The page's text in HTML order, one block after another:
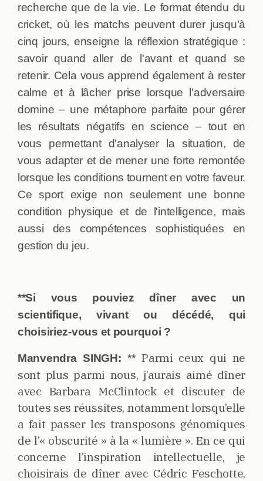
recherche que de la vie. Le format étendu du
cricket, où les matchs peuvent durer jusqu'à
cinq jours, enseigne la réflexion stratégique :
savoir quand aller de l'avant et quand se
retenir. Cela vous apprend également à rester
calme et à lâcher prise lorsque l'adversaire
domine – une métaphore parfaite pour gérer
les résultats négatifs en science – tout en
vous permettant d'analyser la situation, de
vous adapter et de mener une forte remontée
lorsque les conditions tournent en votre faveur.
Ce sport exige non seulement une bonne
condition physique et de l'intelligence, mais
aussi des compétences sophistiquées en
gestion du jeu.
**Si vous pouviez dîner avec un
scientifique, vivant ou décédé, qui
choisiriez-vous et pourquoi ?
Manvendra SINGH:**Parmi ceux qui ne
sont plus parmi nous, j’aurais aimé dîner
avec Barbara McClintock et discuter de
toutes ses réussites, notamment lorsqu’elle
a fait passer les transposons génomiques
de l’« obscurité » à la « lumière ». En ce qui
concerne l’inspiration intellectuelle, je
choisirais de dîner avec Cédric Feschotte,